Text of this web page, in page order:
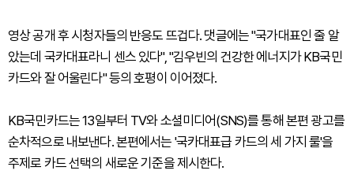
영상 공개 후 시청자들의 반응도 뜨겁다. 댓글에는 "국가대표인 줄 알
았는데 국카대표라니 센스 있다", "김우빈의 건강한 에너지가 KB국민
카드와 잘 어울린다" 등의 호평이 이어졌다.
KB국민카드는 13일부터 TV와 소셜미디어(SNS)를 통해 본편 광고를
순차적으로 내보낸다. 본편에서는 '국카대표급 카드의 세 가지 룰'을
주제로 카드 선택의 새로운 기준을 제시한다.